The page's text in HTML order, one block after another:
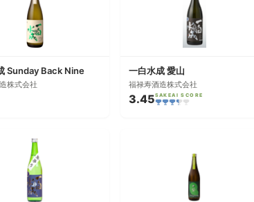
Sunday Back Nine
株式会社
一白水成 愛山
福禄寿酒造株式会社
3.45SAKEAI SCORE